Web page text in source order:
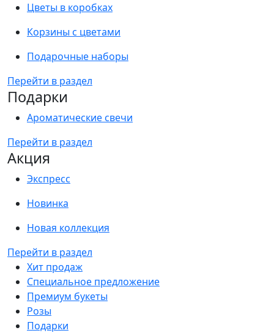
Цветы в коробках
Корзины с цветами
Подарочные наборы
Перейти в раздел
Подарки
Ароматические свечи
Перейти в раздел
Акция
Экспресс
Новинка
Новая коллекция
Перейти в раздел
Хит продаж
Специальное предложение
Премиум букеты
Розы
Подарки